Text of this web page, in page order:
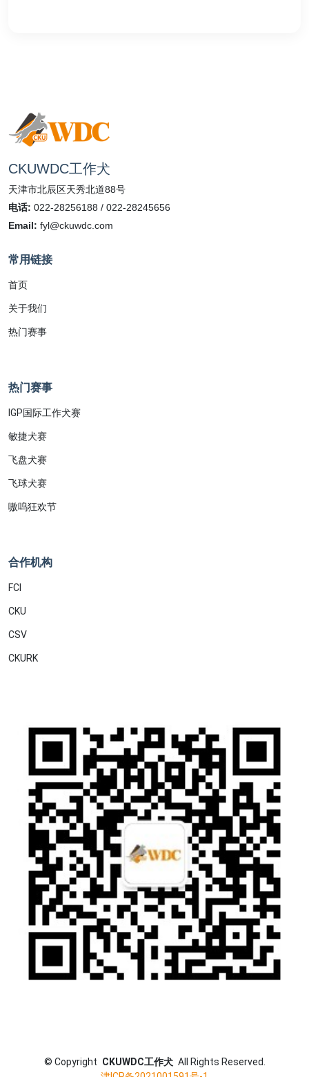
CKUWDC工作犬
天津市北辰区天秀北道88号
电话: 022-28256188 / 022-28245656
Email: fyl@ckuwdc.com
常用链接
首页
关于我们
热门赛事
热门赛事
IGP国际工作犬赛
敏捷犬赛
飞盘犬赛
飞球犬赛
嗷呜狂欢节
合作机构
FCI
CKU
CSV
CKURK
© Copyright CKUWDC工作犬 All Rights Reserved.